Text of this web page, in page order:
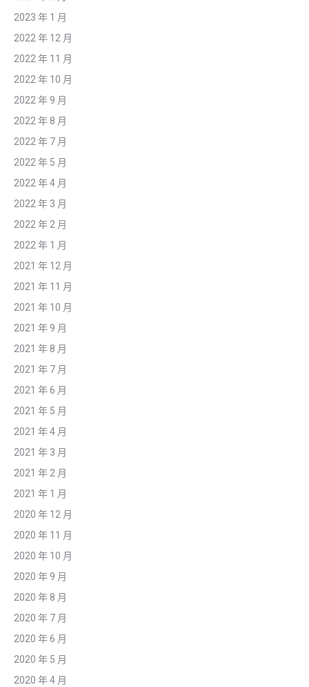
2023 年 1 月
2022 年 12 月
2022 年 11 月
2022 年 10 月
2022 年 9 月
2022 年 8 月
2022 年 7 月
2022 年 5 月
2022 年 4 月
2022 年 3 月
2022 年 2 月
2022 年 1 月
2021 年 12 月
2021 年 11 月
2021 年 10 月
2021 年 9 月
2021 年 8 月
2021 年 7 月
2021 年 6 月
2021 年 5 月
2021 年 4 月
2021 年 3 月
2021 年 2 月
2021 年 1 月
2020 年 12 月
2020 年 11 月
2020 年 10 月
2020 年 9 月
2020 年 8 月
2020 年 7 月
2020 年 6 月
2020 年 5 月
2020 年 4 月